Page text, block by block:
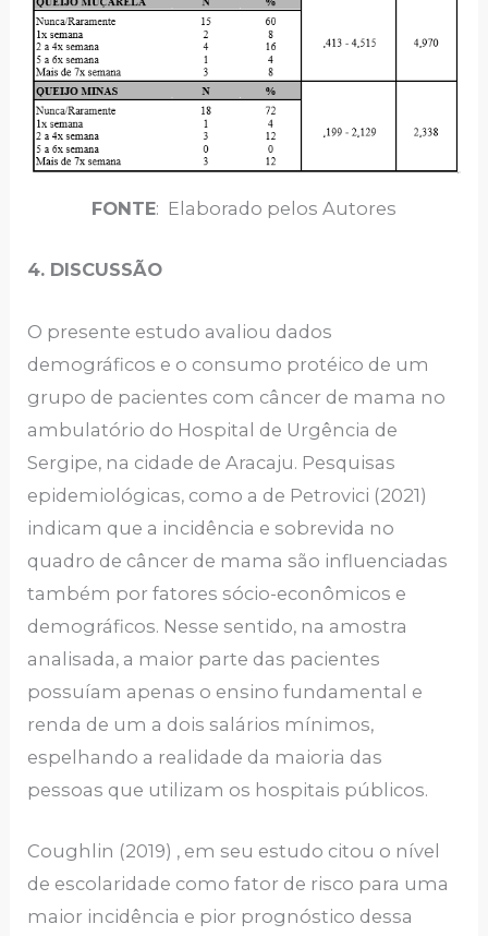
FONTE: Elaborado pelos Autores
4. DISCUSSÃO
O presente estudo avaliou dados
demográficos e o consumo protéico de um
grupo de pacientes com câncer de mama no
ambulatório do Hospital de Urgência de
Sergipe, na cidade de Aracaju. Pesquisas
epidemiológicas, como a de Petrovici (2021)
indicam que a incidência e sobrevida no
quadro de câncer de mama são influenciadas
também por fatores sócio-econômicos e
demográficos. Nesse sentido, na amostra
analisada, a maior parte das pacientes
possuíam apenas o ensino fundamental e
renda de um a dois salários mínimos,
espelhando a realidade da maioria das
pessoas que utilizam os hospitais públicos.
Coughlin (2019) , em seu estudo citou o nível
de escolaridade como fator de risco para uma
maior incidência e pior prognóstico dessa